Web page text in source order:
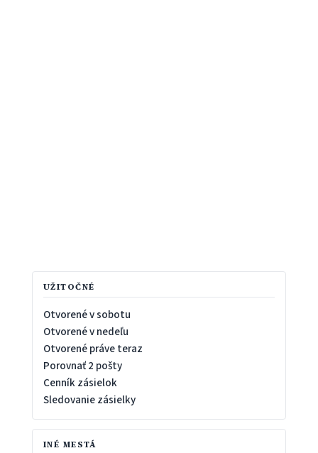
UŽITOČNÉ
Otvorené v sobotu
Otvorené v nedeľu
Otvorené práve teraz
Porovnať 2 pošty
Cenník zásielok
Sledovanie zásielky
INÉ MESTÁ